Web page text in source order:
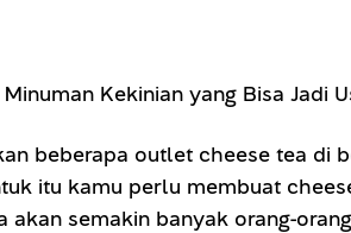
beberapa outlet cheese tea di
itu kamu perlu membuat
semakin banyak orang-